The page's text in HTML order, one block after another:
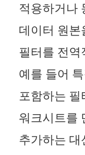
적용하거나
데이터 원본
필터를 전역
예를 들어
포함하는 필
워크시트를
추가하는 대